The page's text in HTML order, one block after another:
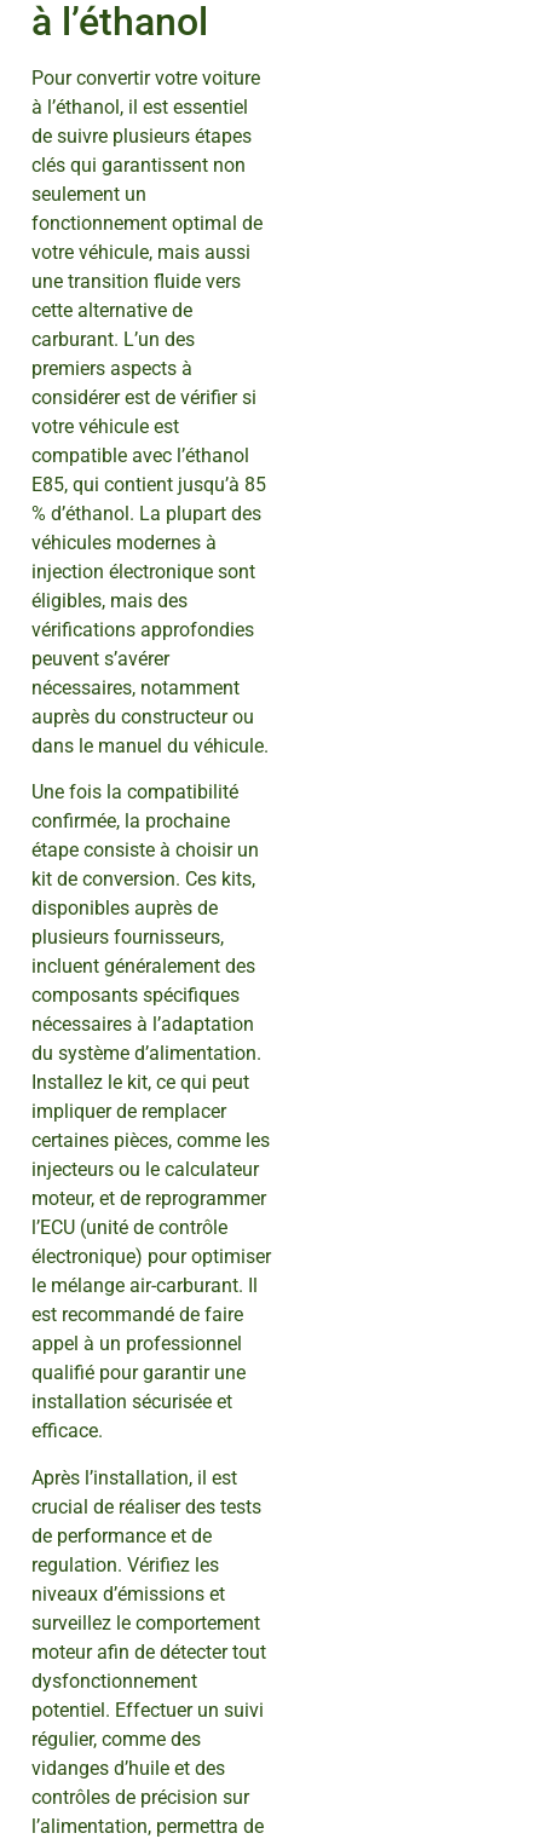
à l’éthanol
Pour convertir votre voiture
à l’éthanol, il est essentiel
de suivre plusieurs étapes
clés qui garantissent non
seulement un
fonctionnement optimal de
votre véhicule, mais aussi
une transition fluide vers
cette alternative de
carburant. L’un des
premiers aspects à
considérer est de vérifier si
votre véhicule est
compatible avec l’éthanol
E85, qui contient jusqu’à 85
% d’éthanol. La plupart des
véhicules modernes à
injection électronique sont
éligibles, mais des
vérifications approfondies
peuvent s’avérer
nécessaires, notamment
auprès du constructeur ou
dans le manuel du véhicule.
Une fois la compatibilité
confirmée, la prochaine
étape consiste à choisir un
kit de conversion. Ces kits,
disponibles auprès de
plusieurs fournisseurs,
incluent généralement des
composants spécifiques
nécessaires à l’adaptation
du système d’alimentation.
Installez le kit, ce qui peut
impliquer de remplacer
certaines pièces, comme les
injecteurs ou le calculateur
moteur, et de reprogrammer
l’ECU (unité de contrôle
électronique) pour optimiser
le mélange air-carburant. Il
est recommandé de faire
appel à un professionnel
qualifié pour garantir une
installation sécurisée et
efficace.
Après l’installation, il est
crucial de réaliser des tests
de performance et de
regulation. Vérifiez les
niveaux d’émissions et
surveillez le comportement
moteur afin de détecter tout
dysfonctionnement
potentiel. Effectuer un suivi
régulier, comme des
vidanges d’huile et des
contrôles de précision sur
l’alimentation, permettra de